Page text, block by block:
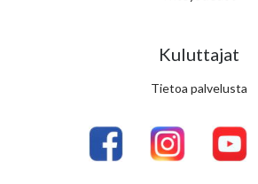
Kuluttajat
Tietoa palvelusta